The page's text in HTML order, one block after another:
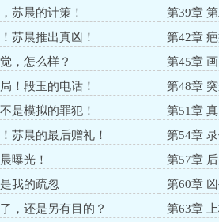
苏晨的计策！
第39章
苏晨推出真凶！
第42章
，怎么样？
第45章
！段玉的电话！
第48章
是模拟的罪犯！
第51章
苏晨的最后赠礼！
第54章
曝光！
第57章
我的疏忽
第60章
，还是另有目的？
第63章